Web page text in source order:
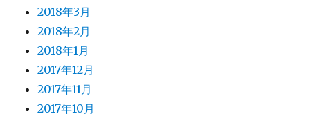
2018年3月
2018年2月
2018年1月
2017年12月
2017年11月
2017年10月